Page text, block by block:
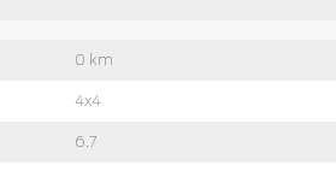
0 km
4x4
6.7